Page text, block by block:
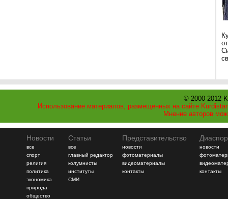
© 2000-2012
Использование материалов, размещенных на сайте
Мнение авторов
Новости
все
спорт
религия
политика
экономика
природа
общество
Статьи
все
главный редактор
колумнисты
институты
СМИ
Представительство
новости
фотоматериалы
видеоматериалы
контакты
новости
контакты